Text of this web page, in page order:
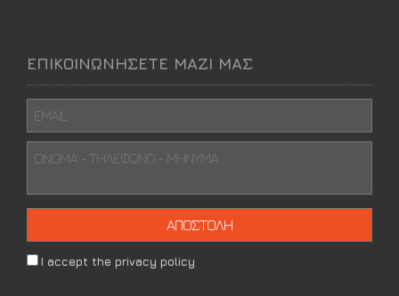
ΕΠΙΚΟΙΝΩΝΗΣΕΤΕ ΜΑΖΙ ΜΑΣ
I accept the privacy policy